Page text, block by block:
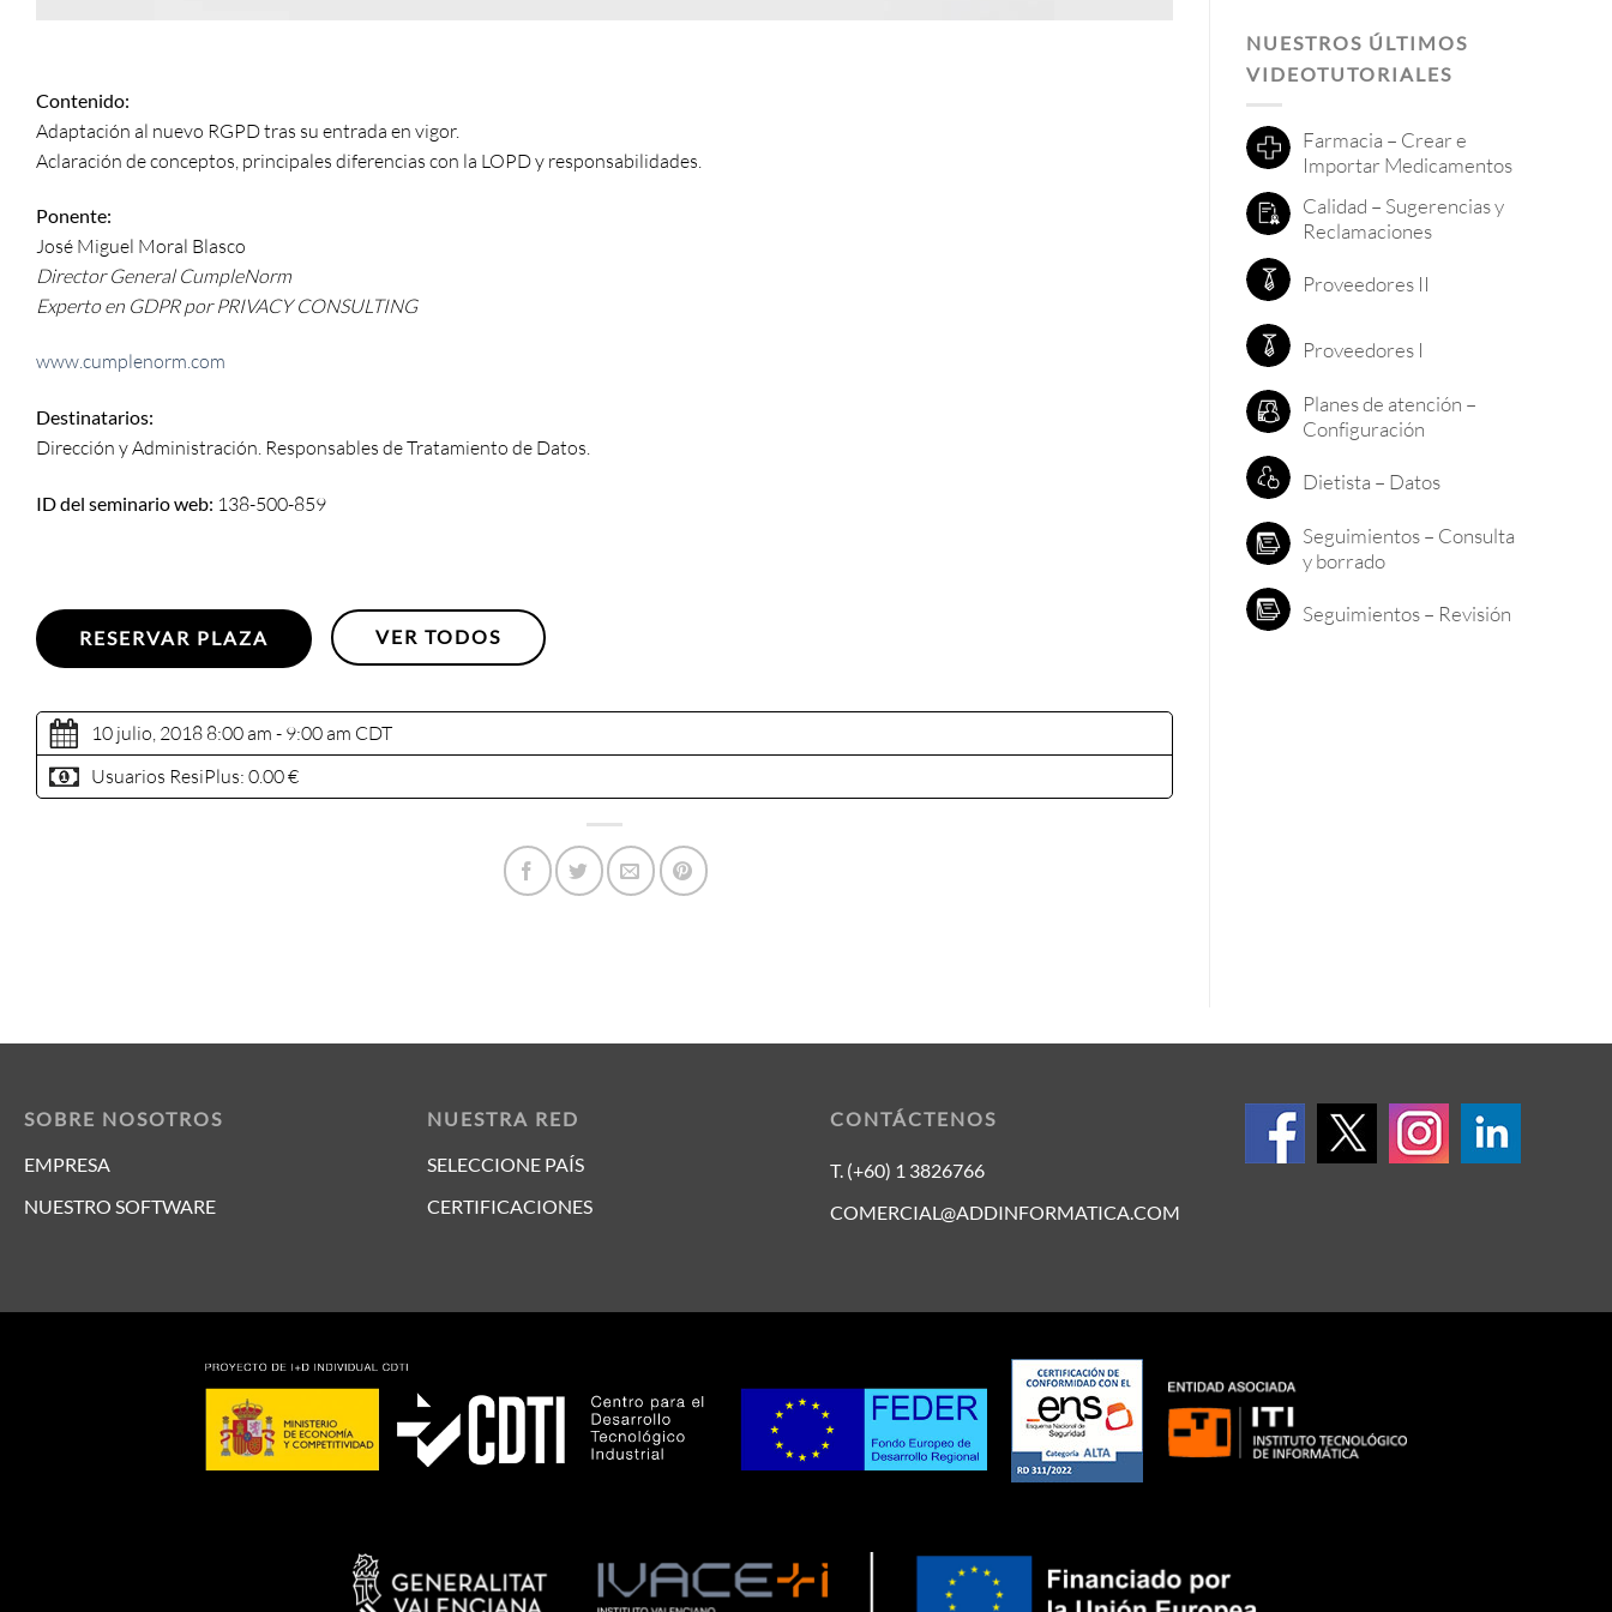
Contenido:
Adaptación al nuevo RGPD tras su entrada en vigor.
Aclaración de conceptos, principales diferencias con la LOPD y responsabilidades.
Ponente:
José Miguel Moral Blasco
Director General CumpleNorm
Experto en GDPR por PRIVACY CONSULTING
www.cumplenorm.com
Destinatarios:
Dirección y Administración. Responsables de Tratamiento de Datos.
ID del seminario web: 138-500-859
RESERVAR PLAZA VER TODOS
10 julio, 2018 8:00 am - 9:00 am CDT
Usuarios ResiPlus: 0.00 €
NUESTROS ÚLTIMOS
VIDEOTUTORIALES
Farmacia – Crear e
Importar Medicamentos
Calidad – Sugerencias y
Reclamaciones
Proveedores II
Proveedores I
Planes de atención –
Configuración
Dietista – Datos
Seguimientos – Consulta
y borrado
Seguimientos – Revisión
SOBRE NOSOTROS
EMPRESA
NUESTRO SOFTWARE
NUESTRA RED
SELECCIONE PAÍS
CERTIFICACIONES
CONTÁCTENOS
T. (+60) 1 3826766
COMERCIAL@ADDINFORMATICA.COM